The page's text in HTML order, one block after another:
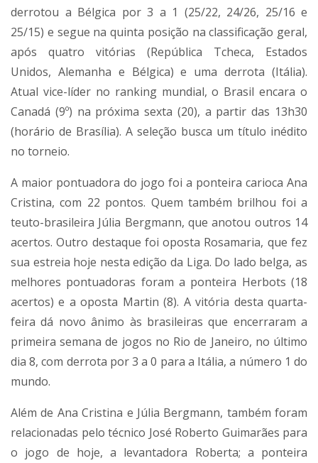
derrotou a Bélgica por 3 a 1 (25/22, 24/26, 25/16 e
25/15) e segue na quinta posição na classificação geral,
após quatro vitórias (República Tcheca, Estados
Unidos, Alemanha e Bélgica) e uma derrota (Itália).
Atual vice-líder no ranking mundial, o Brasil encara o
Canadá (9º) na próxima sexta (20), a partir das 13h30
(horário de Brasília). A seleção busca um título inédito
no torneio.
A maior pontuadora do jogo foi a ponteira carioca Ana
Cristina, com 22 pontos. Quem também brilhou foi a
teuto-brasileira Júlia Bergmann, que anotou outros 14
acertos. Outro destaque foi oposta Rosamaria, que fez
sua estreia hoje nesta edição da Liga. Do lado belga, as
melhores pontuadoras foram a ponteira Herbots (18
acertos) e a oposta Martin (8). A vitória desta quarta-
feira dá novo ânimo às brasileiras que encerraram a
primeira semana de jogos no Rio de Janeiro, no último
dia 8, com derrota por 3 a 0 para a Itália, a número 1 do
mundo.
Além de Ana Cristina e Júlia Bergmann, também foram
relacionadas pelo técnico José Roberto Guimarães para
o jogo de hoje, a levantadora Roberta; a ponteira